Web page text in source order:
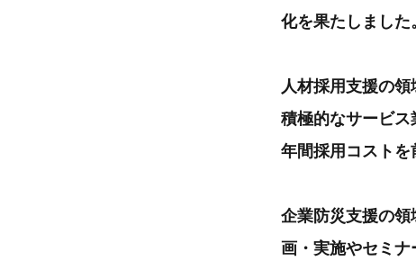
化を果たしました
人材採用支援の
積極的なサービス
年間採用コストを
企業防災支援の
画・実施やセミ